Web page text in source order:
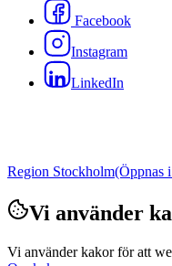
Facebook
Instagram
LinkedIn
Region Stockholm(Öppnas
Vi använder
Vi använder kakor för att